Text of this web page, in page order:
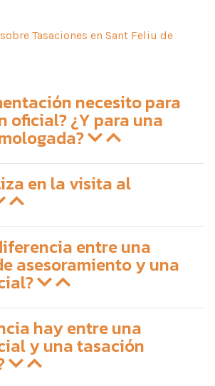
Tasaciones en Sant Feliu de
necesito para
oficial? ¿Y para una
en la visita al
entre una
asesoramiento y una
hay entre una
y una tasación